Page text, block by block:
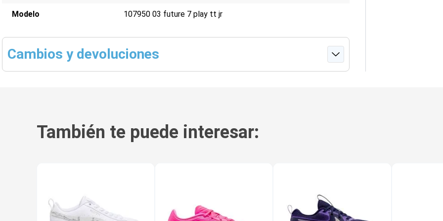
Modelo 107950 03 future 7 play tt jr
Cambios y devoluciones
También te puede interesar: